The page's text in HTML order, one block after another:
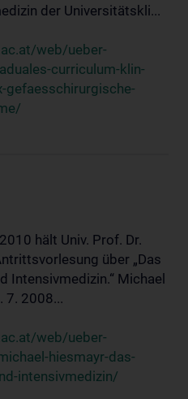
der Universitätskli...
web/ueber-
curriculum-klin-
gefaesschirurgische-
hält Univ. Prof. Dr.
über „Das
Intensivmedizin.“ Michael
7. 2008...
web/ueber-
hiesmayr-das-
intensivmedizin/